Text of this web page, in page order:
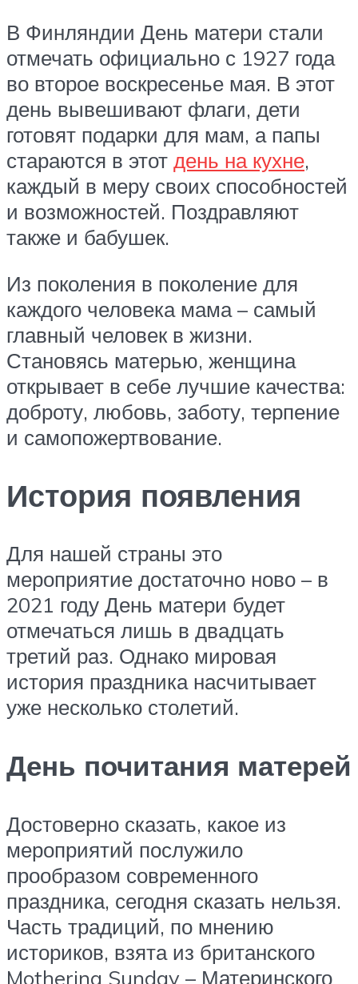
В Финляндии День матери стали
отмечать официально с 1927 года
во второе воскресенье мая. В этот
день вывешивают флаги, дети
готовят подарки для мам, а папы
стараются в этот день на кухне,
каждый в меру своих способностей
и возможностей. Поздравляют
также и бабушек.
Из поколения в поколение для
каждого человека мама – самый
главный человек в жизни.
Становясь матерью, женщина
открывает в себе лучшие качества:
доброту, любовь, заботу, терпение
и самопожертвование.
История появления
Для нашей страны это
мероприятие достаточно ново – в
2021 году День матери будет
отмечаться лишь в двадцать
третий раз. Однако мировая
история праздника насчитывает
уже несколько столетий.
День почитания матерей
Достоверно сказать, какое из
мероприятий послужило
прообразом современного
праздника, сегодня сказать нельзя.
Часть традиций, по мнению
историков, взята из британского
Mothering Sunday – Материнского